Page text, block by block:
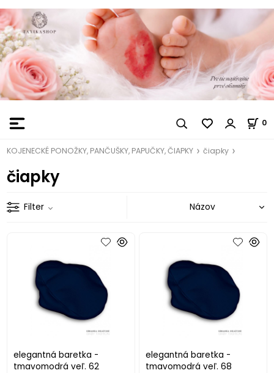
0
KOJENECKÉ PONOŽKY, PANČUŠKY, PAPUČKY, ČIAPKY čiapky
čiapky
Filter
elegantná baretka -
tmavomodrá veľ. 62
elegantná baretka -
tmavomodrá veľ. 68